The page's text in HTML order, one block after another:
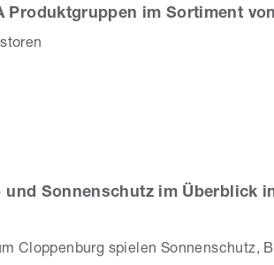
Produktgruppen im Sortiment
und Sonnenschutz im Überblick
Cloppenburg spielen Sonnenschutz,